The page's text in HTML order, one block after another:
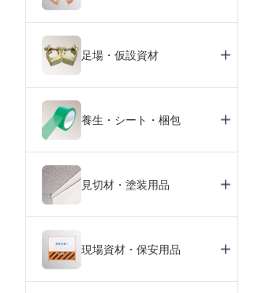
足場・仮設資材
養生・シート・梱包
見切材・塗装用品
現場資材・保安用品